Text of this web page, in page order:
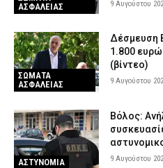
ΑΣΦΑΛΕΙΑΣ
9 Αυγούστου
ΣΩΜΑΤΑ
ΑΣΦΑΛΕΙΑΣ
Δέσμευση
1.800
(βίντεο)
9 Αυγούστου
ΑΣΤΥΝΟΜΙΑ
Βόλος:
9 Αυγούστου